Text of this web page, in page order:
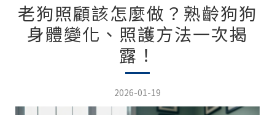
老狗照顧該怎麼做？熟齡狗狗
身體變化、照護方法一次揭
露！
2026-01-19